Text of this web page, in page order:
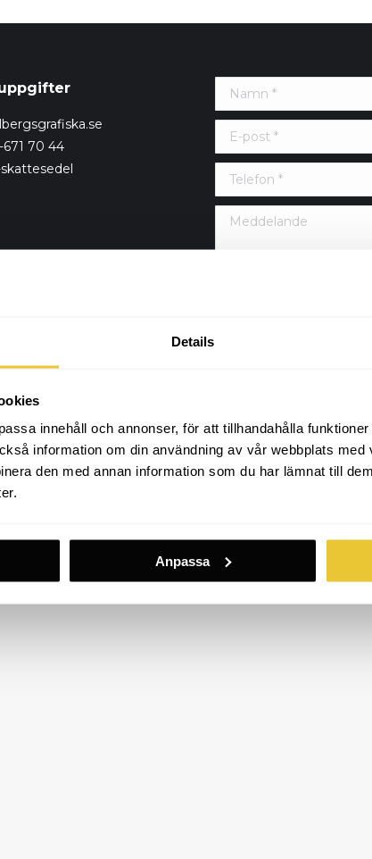
Details
innehåll och annonser, för att tillhandahålla
information om din användning av vår webbplats
den med annan information som du har lämnat till
Anpassa
671 70 44
Namn *
E-post *
Telefon *
Meddelande
Genom att använda